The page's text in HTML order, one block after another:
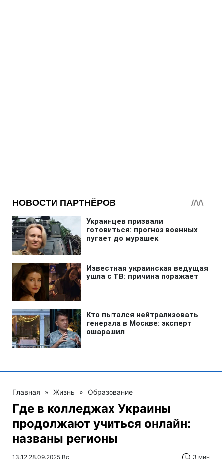
Главная » Жизнь » Образование
Где в колледжах Украины
продолжают учиться онлайн:
названы регионы
13:12 28.09.2025 Вс 3 мин